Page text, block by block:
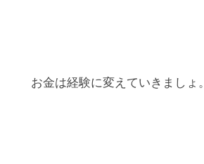
お金は経験に変えていきましょ。